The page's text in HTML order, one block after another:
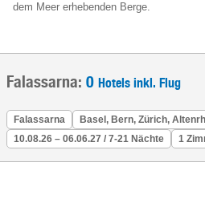
dem Meer erhebenden Berge.
Falassarna: 0 Hotels inkl. Flug
Falassarna
Basel, Bern, Zürich,
10.08.26 – 06.06.27 / 7-21 Nächte
1